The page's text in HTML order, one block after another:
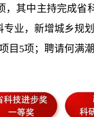
其中主持完成
业，新增城乡规
目5项；聘请何满